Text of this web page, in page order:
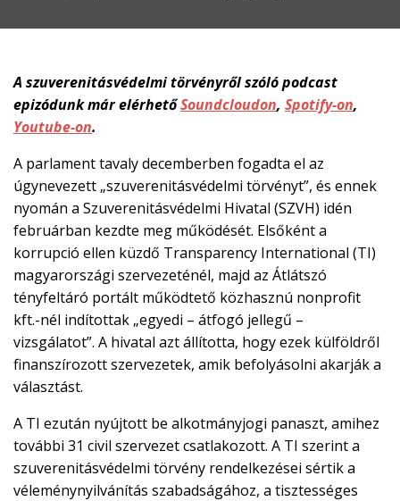
A
TÁMOGATÓI
KÖRHÖZ!
A szuverenitásvédelmi törvényről szóló podcast
epizódunk már elérhetőSoundcloudon, Spotify-on,
Youtube-on.
A parlament tavaly decemberben fogadta el az
úgynevezett „szuverenitásvédelmi törvényt”, és ennek
nyomán a Szuverenitásvédelmi Hivatal (SZVH) idén
februárban kezdte meg működését. Elsőként a
korrupció ellen küzdő Transparency International (TI)
magyarországi szervezeténél, majd az Átlátszó
tényfeltáró portált működtető közhasznú nonprofit
kft.-nél indítottak „egyedi – átfogó jellegű –
vizsgálatot”. A hivatal azt állította, hogy ezek külföldről
finanszírozott szervezetek, amik befolyásolni akarják a
választást.
A TI ezután nyújtott be alkotmányjogi panaszt, amihez
további 31 civil szervezet csatlakozott. A TI szerint a
szuverenitásvédelmi törvény rendelkezései sértik a
véleménynyilvánítás szabadságához, a tisztességes